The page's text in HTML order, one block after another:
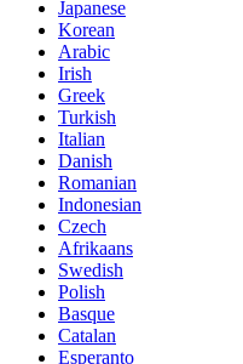
Japanese
Korean
Arabic
Irish
Greek
Turkish
Italian
Danish
Romanian
Indonesian
Czech
Afrikaans
Swedish
Polish
Basque
Catalan
Esperanto